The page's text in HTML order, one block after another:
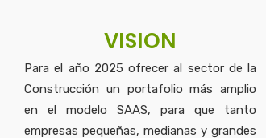
VISION
Para el año 2025 ofrecer al sector de la
Construcción un portafolio más amplio
en el modelo SAAS, para que tanto
empresas pequeñas, medianas y grandes